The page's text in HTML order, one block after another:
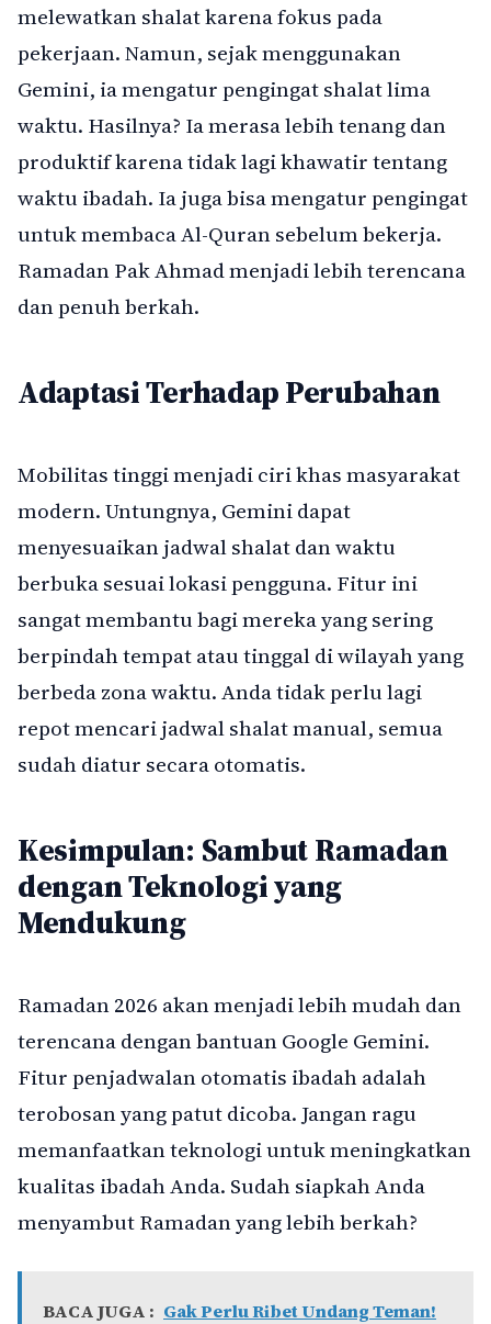
melewatkan shalat karena fokus pada
pekerjaan. Namun, sejak menggunakan
Gemini, ia mengatur pengingat shalat lima
waktu. Hasilnya? Ia merasa lebih tenang dan
produktif karena tidak lagi khawatir tentang
waktu ibadah. Ia juga bisa mengatur pengingat
untuk membaca Al-Quran sebelum bekerja.
Ramadan Pak Ahmad menjadi lebih terencana
dan penuh berkah.
Adaptasi Terhadap Perubahan
Mobilitas tinggi menjadi ciri khas masyarakat
modern. Untungnya, Gemini dapat
menyesuaikan jadwal shalat dan waktu
berbuka sesuai lokasi pengguna. Fitur ini
sangat membantu bagi mereka yang sering
berpindah tempat atau tinggal di wilayah yang
berbeda zona waktu. Anda tidak perlu lagi
repot mencari jadwal shalat manual, semua
sudah diatur secara otomatis.
Kesimpulan: Sambut Ramadan
dengan Teknologi yang
Mendukung
Ramadan 2026 akan menjadi lebih mudah dan
terencana dengan bantuan Google Gemini.
Fitur penjadwalan otomatis ibadah adalah
terobosan yang patut dicoba. Jangan ragu
memanfaatkan teknologi untuk meningkatkan
kualitas ibadah Anda. Sudah siapkah Anda
menyambut Ramadan yang lebih berkah?
BACA JUGA : Gak Perlu Ribet Undang Teman!